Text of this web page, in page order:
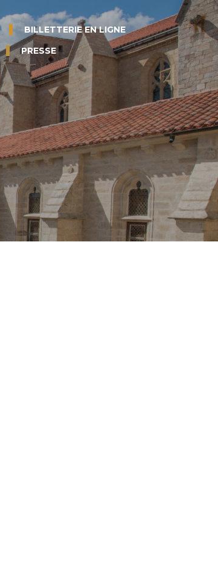
BILLETTERIE EN LIGNE
PRESSE